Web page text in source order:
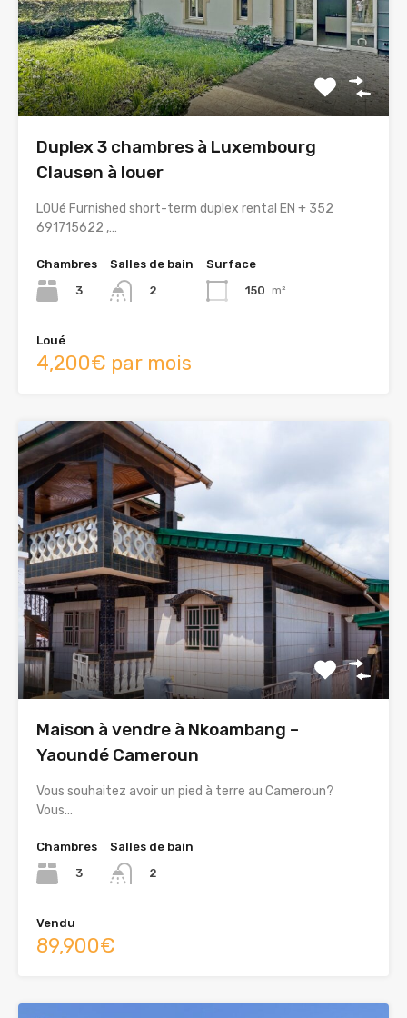
Duplex 3 chambres à Luxembourg
Clausen à louer
LOUé Furnished short-term duplex rental EN + 352
691715622 ,…
Chambres
3
Salles de bain
2
Surface
150 m²
Loué
4,200€ par mois
Maison à vendre à Nkoambang –
Yaoundé Cameroun
Vous souhaitez avoir un pied à terre au Cameroun?
Vous…
Chambres
3
Salles de bain
2
Vendu
89,900€